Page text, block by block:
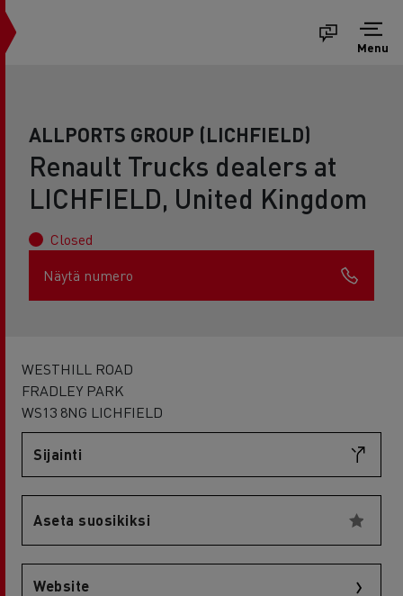
Menu
ALLPORTS GROUP (LICHFIELD)
Renault Trucks dealers at
LICHFIELD, United Kingdom
Closed
Näytä numero
WESTHILL ROAD
FRADLEY PARK
WS13 8NG LICHFIELD
Sijainti
Aseta suosikiksi
Website